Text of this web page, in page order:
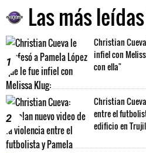
Las más
1
Christian
infiel con
con ella"
2
Christian
entre el
edificio en